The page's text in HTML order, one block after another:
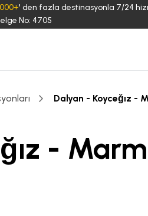
' den fazla destinasyonla 7/24
No: 4705
Dalyan - Koyceğız -
-